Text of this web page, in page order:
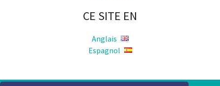
CE SITE EN
Anglais
Espagnol